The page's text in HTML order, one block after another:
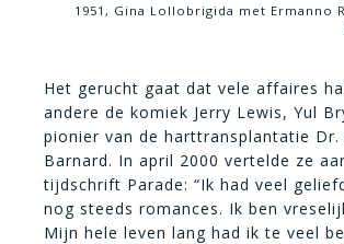
1951, Gina Lollobrigida met Ermanno
Het gerucht gaat dat vele affaires
andere de komiek Jerry Lewis, Yul
pionier van de harttransplantatie Dr.
Barnard. In april 2000 vertelde ze
tijdschrift Parade: “Ik had veel
nog steeds romances. Ik ben
Mijn hele leven lang had ik te veel